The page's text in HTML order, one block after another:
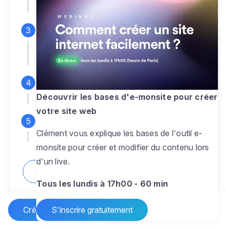
Créer un site Internet
espace d'administration
Personnalisez entièrement le
designpour créer un site web sur-mesure,
à votre image
Ajoutez des pagessans limite pour
présenter votre activité, votre passion
pour rendre votre site dynamique
Découvrir les bases d'e-monsite pour créer
votre site web
Clément vous explique les bases de l'outil e-
monsite pour créer et modifier du contenu lors
d'un live.
Tous les lundis à 17h00 - 60 min
S'inscrire gratuitement